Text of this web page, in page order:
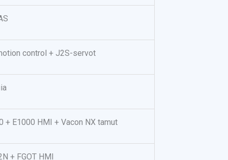
control + J2S-servot
+ E1000 HMI + Vacon NX tamut
+ FGOT HMI